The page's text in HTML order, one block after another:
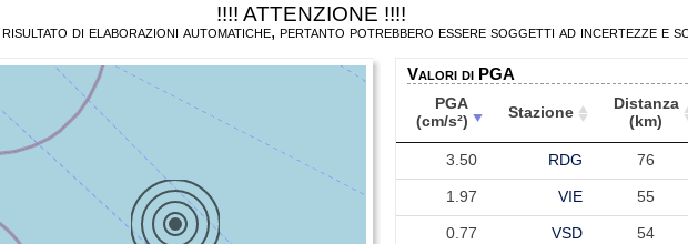
!!!! ATTENZIONE !!!!
risultato di elaborazioni automatiche, pertanto potrebbero essere soggetti ad incertezze e
Valori di PGA
PGA
(cm/s²)
Stazione
Distanza
(km)
PGA
(cm/s²)
Stazione
Distanza
(km)
3.50 RDG 76
1.97 VIE 55
0.77 VSD 54